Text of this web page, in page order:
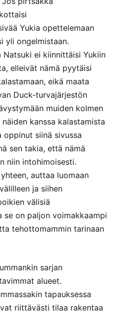
Yukia opettelemaan
yli ongelmistaan.
Natsuki ei kiinnittäisi Yukiin
elleivät nämä pyytäisi
eikä maata
Duck-turvajärjestön
muiden kolmen
kanssa kalastamista
oppinut siinä sivussa
sen takia, että nämä
niin intohimoisesti.
auttaa luomaan
ja siihen
välisiä
on paljon voimakkaampi
tehottomammin tarinaan
sarjan
alueet.
tapauksessa
riittävästi tilaa rakentaa